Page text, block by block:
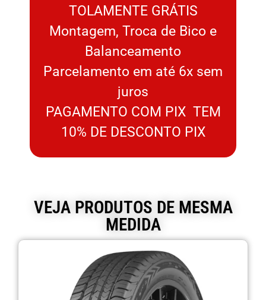
TOLAMENTE GRÁTIS
Montagem, Troca de Bico e
Balanceamento
Parcelamento em até 6x sem
juros
PAGAMENTO COM PIX TEM
10% DE DESCONTO PIX
VEJA PRODUTOS DE MESMA
MEDIDA